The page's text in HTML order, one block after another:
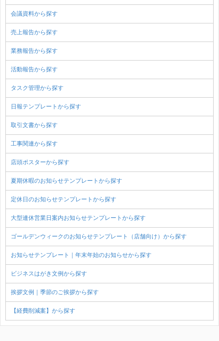
会議資料から探す
売上報告から探す
業務報告から探す
活動報告から探す
タスク管理から探す
日報テンプレートから探す
取引文書から探す
工事関連から探す
店頭ポスターから探す
夏期休暇のお知らせテンプレートから探す
定休日のお知らせテンプレートから探す
大型連休営業日案内お知らせテンプレートから探す
ゴールデンウィークのお知らせテンプレート（店舗向け）から探す
お知らせテンプレート｜年末年始のお知らせから探す
ビジネスはがき文例から探す
挨拶文例｜季節のご挨拶から探す
【経費削減案】から探す